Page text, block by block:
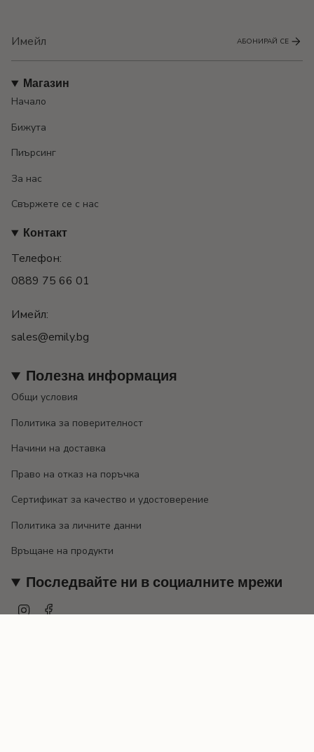
АБОНИРАЙ СЕ
Магазин
Начало
Бижута
Пиърсинг
За нас
Свържете се с нас
Контакт
Телефон:
0889 75 66 01
Имейл:
sales@emily.bg
Полезна информация
Общи условия
Политика за поверителност
Начини на доставка
Право на отказ на поръчка
Сертификат за качество и удостоверение
Политика за личните данни
Връщане на продукти
Последвайте ни в социалните мрежи
Instagram